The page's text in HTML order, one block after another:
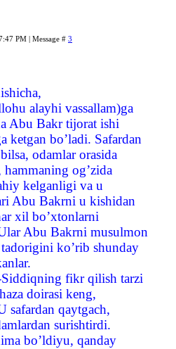
PM | Message # 3
alayhi vassallam)ga
Abu Bakr tijorat ishi
ketgan bo’ladi. Safardan
odamlar orasida
og’zida
kelganligi va u
Abu Bakrni u kishidan
xil bo’xtonlarni
Abu Bakrni musulmon
ko’rib shunday
fikr qilish tarzi
doirasi keng,
safardan qaytgach,
surishtirdi.
bo’ldiyu, qanday